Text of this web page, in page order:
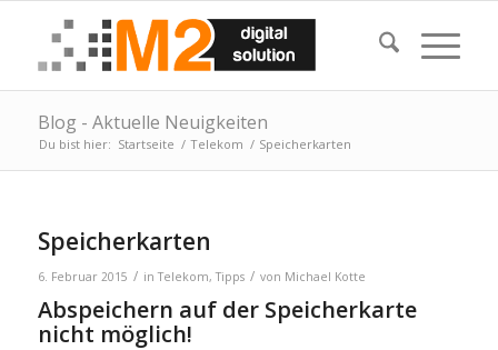
Blog - Aktuelle Neuigkeiten
Du bist hier: Startseite / Telekom / Speicherkarten
Speicherkarten
6. Februar 2015 / inTelekom,Tipps / von Michael Kotte
Abspeichern auf der Speicherkarte
nicht möglich!